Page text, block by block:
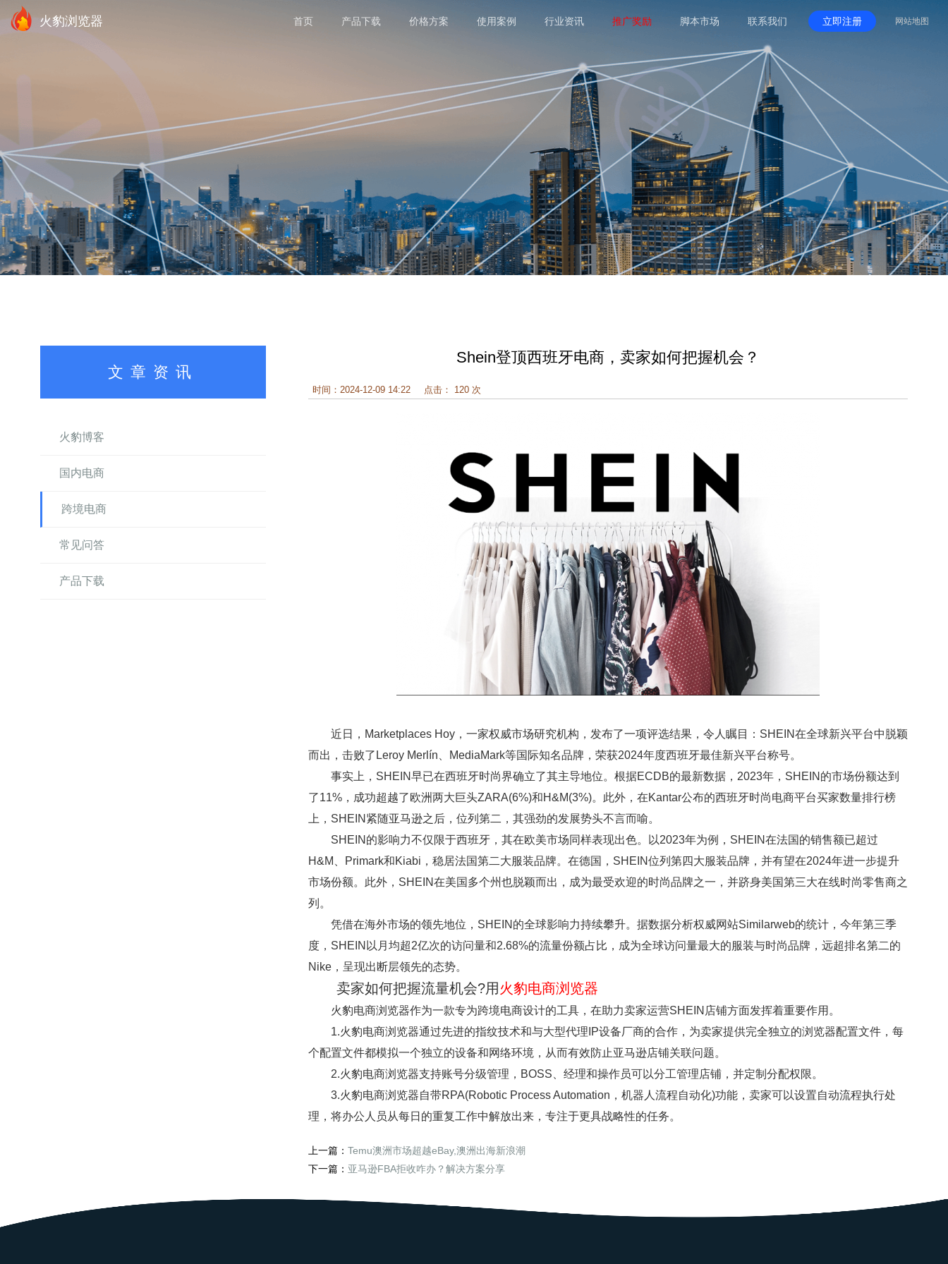
火豹浏览器 首页 产品下载 价格方案 使用案例 行业资讯 推广奖励 脚本市场 联系我们 立即注册 网站地图
文章资讯
火豹博客
国内电商
跨境电商
常见问答
产品下载
Shein登顶西班牙电商，卖家如何把握机会？
时间：2024-12-09 14:22 点击： 120 次
近日，Marketplaces Hoy，一家权威市场研究机构，发布了一项评选结果，令人瞩目：SHEIN在全球新兴平台中脱颖
而出，击败了Leroy Merlín、MediaMark等国际知名品牌，荣获2024年度西班牙最佳新兴平台称号。
事实上，SHEIN早已在西班牙时尚界确立了其主导地位。根据ECDB的最新数据，2023年，SHEIN的市场份额达到
了11%，成功超越了欧洲两大巨头ZARA(6%)和H&M(3%)。此外，在Kantar公布的西班牙时尚电商平台买家数量排行榜
上，SHEIN紧随亚马逊之后，位列第二，其强劲的发展势头不言而喻。
SHEIN的影响力不仅限于西班牙，其在欧美市场同样表现出色。以2023年为例，SHEIN在法国的销售额已超过
H&M、Primark和Kiabi，稳居法国第二大服装品牌。在德国，SHEIN位列第四大服装品牌，并有望在2024年进一步提升
市场份额。此外，SHEIN在美国多个州也脱颖而出，成为最受欢迎的时尚品牌之一，并跻身美国第三大在线时尚零售商之
列。
凭借在海外市场的领先地位，SHEIN的全球影响力持续攀升。据数据分析权威网站Similarweb的统计，今年第三季
度，SHEIN以月均超2亿次的访问量和2.68%的流量份额占比，成为全球访问量最大的服装与时尚品牌，远超排名第二的
Nike，呈现出断层领先的态势。
卖家如何把握流量机会?用 火豹电商浏览器
火豹电商浏览器作为一款专为跨境电商设计的工具，在助力卖家运营SHEIN店铺方面发挥着重要作用。
1.火豹电商浏览器通过先进的指纹技术和与大型代理IP设备厂商的合作，为卖家提供完全独立的浏览器配置文件，每
个配置文件都模拟一个独立的设备和网络环境，从而有效防止亚马逊店铺关联问题。
2.火豹电商浏览器支持账号分级管理，BOSS、经理和操作员可以分工管理店铺，并定制分配权限。
3.火豹电商浏览器自带RPA(Robotic Process Automation，机器人流程自动化)功能，卖家可以设置自动流程执行处
理，将办公人员从每日的重复工作中解放出来，专注于更具战略性的任务。
上一篇： Temu澳洲市场超越eBay,澳洲出海新浪潮
下一篇： 亚马逊FBA拒收咋办？解决方案分享